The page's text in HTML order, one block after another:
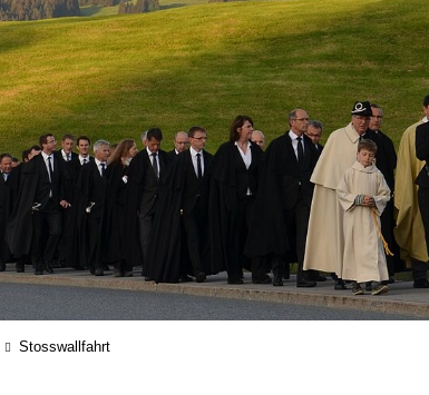
Stosswallfahrt